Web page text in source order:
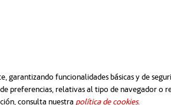
funcionalidades básicas y de
preferencias, relativas al tipo de navegador o
consulta nuestra política de cookiesse abre
.
mediante detección